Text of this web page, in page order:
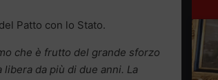
Patto con lo Stato.
che è frutto del grande sforzo
da più di due anni. La